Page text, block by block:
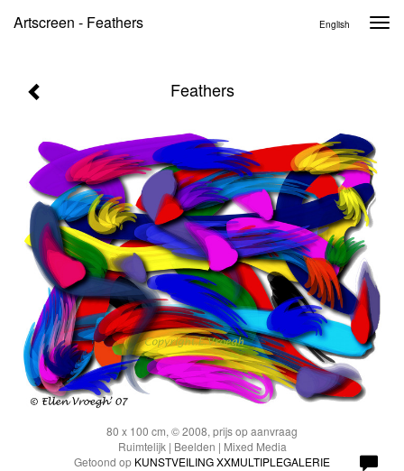
Artscreen - Feathers English
Feathers
80 x 100 cm, © 2008, prijs op aanvraag
Ruimtelijk | Beelden | Mixed Media
Getoond op KUNSTVEILING XXMULTIPLEGALERIE